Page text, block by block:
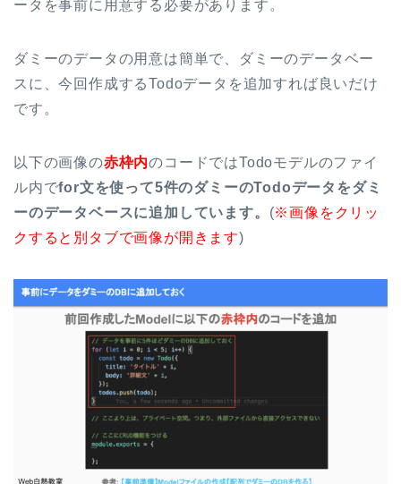
ータを事前に用意する必要があります。
ダミーのデータの用意は簡単で、ダミーのデータベー
スに、今回作成するTodoデータを追加すれば良いだけ
です。
以下の画像の赤枠内のコードではTodoモデルのファイ
ル内でfor文を使って5件のダミーのTodoデータをダミ
ーのデータベースに追加しています。 (※画像をクリッ
クすると別タブで画像が開きます)